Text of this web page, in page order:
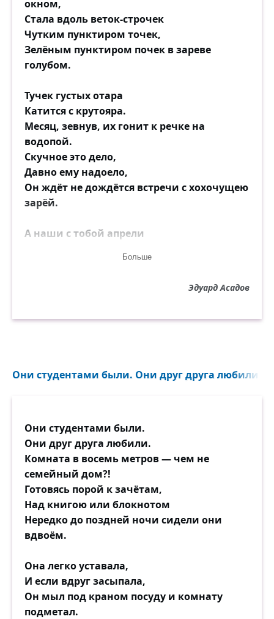
окном,
Стала вдоль веток-строчек
Чутким пунктиром точек,
Зелёным пунктиром почек в зареве
голубом.
Тучек густых отара
Катится с крутояра.
Месяц, зевнув, их гонит к речке на
водопой.
Скучное это дело,
Давно ему надоело,
Он ждёт не дождётся встречи с хохочущею
зарёй.
А наши с тобой апрели
И наши скворцы весною не прилетят
Но как безнадёжно слово горькое:
Больше
Эдуард Асадов
Они студентами были. Они друг друга любили...
Они студентами были.
Они друг друга любили.
Комната в восемь метров — чем не
семейный дом?!
Готовясь порой к зачётам,
Над книгою или блокнотом
Нередко до поздней ночи сидели они
вдвоём.
Она легко уставала,
И если вдруг засыпала,
Он мыл под краном посуду и комнату
подметал.